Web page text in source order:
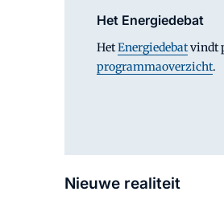
Het Energiedebat
HetEnergiedebatvindt
programmaoverzicht.
Nieuwe realiteit